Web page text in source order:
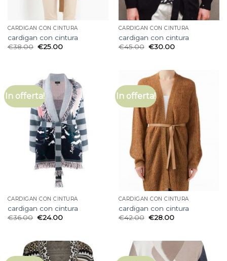
CARDIGAN CON CINTURA
cardigan con cintura
€38.00 €25.00
CARDIGAN CON CINTURA
cardigan con cintura
€45.00 €30.00
In offerta!
CARDIGAN CON CINTURA
cardigan con cintura
€36.00 €24.00
In offerta!
CARDIGAN CON CINTURA
cardigan con cintura
€42.00 €28.00